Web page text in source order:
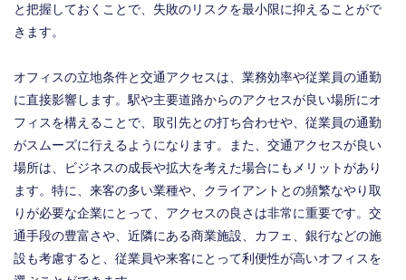
と把握しておくことで、失敗のリスクを最小限に抑えることがで
きます。
オフィスの立地条件と交通アクセスは、業務効率や従業員の通勤
に直接影響します。駅や主要道路からのアクセスが良い場所にオ
フィスを構えることで、取引先との打ち合わせや、従業員の通勤
がスムーズに行えるようになります。また、交通アクセスが良い
場所は、ビジネスの成長や拡大を考えた場合にもメリットがあり
ます。特に、来客の多い業種や、クライアントとの頻繁なやり取
りが必要な企業にとって、アクセスの良さは非常に重要です。交
通手段の豊富さや、近隣にある商業施設、カフェ、銀行などの施
設も考慮すると、従業員や来客にとって利便性が高いオフィスを